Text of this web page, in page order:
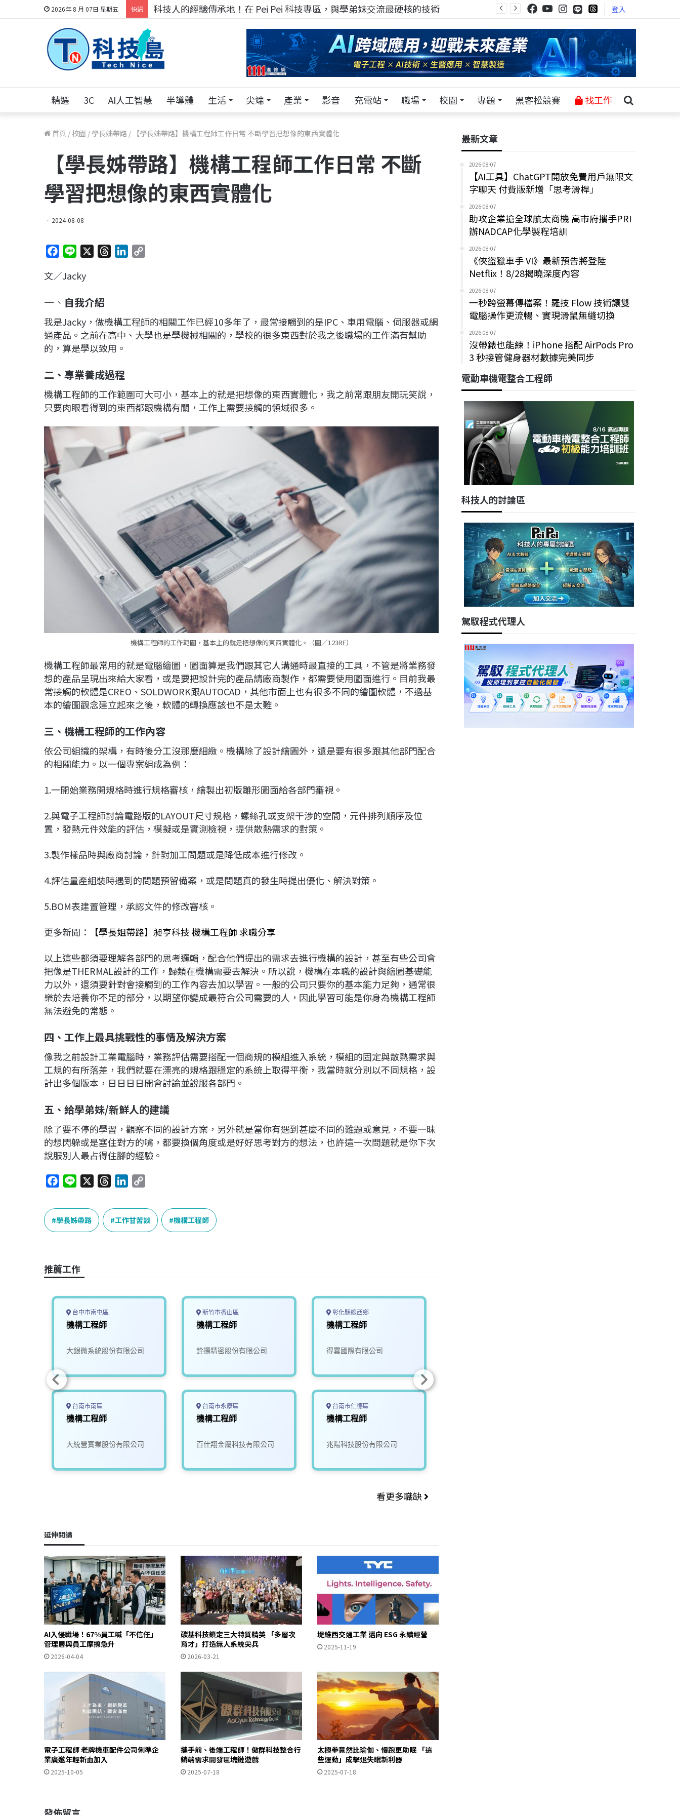
2026年 8 月 07日 星期五 快訊 科技人的經驗傳承地！在 Pei Pei 科技專區，與學弟妹交流最硬核的技術 登入
精選 3C AI人工智慧 半導體 生活 尖端 產業 影音 充電站 職場 校園 專題 黑客松競賽 找工作
首頁 / 校園 / 學長姊帶路 / 【學長姊帶路】機構工程師工作日常 不斷學習把想像的東西實體化
【學長姊帶路】機構工程師工作日常 不斷
學習把想像的東西實體化
2024-08-08
c
b
o
o
k
n
d
s
d
i
n
k
文／Jacky
一、 自我介紹
我是Jacky，做機構工程師的相關工作已經10多年了，最常接觸到的是IPC、車用電腦、伺服器或網
通產品。之前在高中、大學也是學機械相關的，學校的很多東西對於我之後職場的工作滿有幫助
的，算是學以致用。
二、專業養成過程
機構工程師的工作範圍可大可小，基本上的就是把想像的東西實體化，我之前常跟朋友開玩笑說，
只要肉眼看得到的東西都跟機構有關，工作上需要接觸的領域很多。
機構工程師的工作範圍，基本上的就是把想像的東西實體化。（圖／123RF）
機構工程師最常用的就是電腦繪圖，圖面算是我們跟其它人溝通時最直接的工具，不管是將業務發
想的產品呈現出來給大家看，或是要把設計完的產品請廠商製作，都需要使用圖面進行。目前我最
常接觸的軟體是CREO、SOLDWORK跟AUTOCAD，其他市面上也有很多不同的繪圖軟體，不過基
本的繪圖觀念建立起來之後，軟體的轉換應該也不是太難。
三、機構工程師的工作內容
依公司組織的架構，有時後分工沒那麼細緻。機構除了設計繪圖外，還是要有很多跟其他部門配合
的相關能力。以一個專案組成為例：
1.一開始業務開規格時進行規格審核，繪製出初版雛形圖面給各部門審視。
2.與電子工程師討論電路版的LAYOUT尺寸規格，螺絲孔或支架干涉的空間，元件排列順序及位
置，發熱元件效能的評估，模擬或是實測檢視，提供散熱需求的對策。
3.製作樣品時與廠商討論，針對加工問題或是降低成本進行修改。
4.評估量產組裝時遇到的問題預留備案，或是問題真的發生時提出優化、解決對策。
5.BOM表建置管理，承認文件的修改審核。
更多新聞：
【學長姐帶路】昶亨科技 機構工程師 求職分享
以上這些都須要理解各部門的思考邏輯，配合他們提出的需求去進行機構的設計，甚至有些公司會
把像是THERMAL設計的工作，歸類在機構需要去解決。所以說，機構在本職的設計與繪圖基礎能
力以外，還須要針對會接觸到的工作內容去加以學習。一般的公司只要你的基本能力足夠，通常很
樂於去培養你不足的部分，以期望你變成最符合公司需要的人，因此學習可能是你身為機構工程師
無法避免的常態。
四、工作上最具挑戰性的事情及解決方案
像我之前設計工業電腦時，業務評估需要搭配一個商規的模組進入系統，模組的固定與散熱需求與
工規的有所落差，我們就要在漂亮的規格跟穩定的系統上取得平衡，我當時就分別以不同規格，設
計出多個版本，日日日日開會討論並說服各部門。
五、給學弟妹/新鮮人的建議
除了要不停的學習，觀察不同的設計方案，另外就是當你有遇到甚麼不同的難題或意見，不要一昧
的想閃躲或是塞住對方的嘴，都要換個角度或是好好思考對方的想法，也許這一次問題就是你下次
說服別人最占得住腳的經驗。
c
e
b
k
n
e
r
e
a
n
k
e
p
y
L
學長姊帶路 工作甘苦談 機構工程師
推薦工作
台中市南屯區
機構工程師
大銀微系統股份有限公司
台南市南區
機構工程師
大統營實業股份有限公司
新竹市香山區
機構工程師
銓揚精密股份有限公司
台南市永康區
機構工程師
百仕翔金屬科技有限公司
彰化縣線西鄉
機構工程師
得雲國際有限公司
台南市仁德區
機構工程師
兆陽科技股份有限公司
看更多職缺
延伸閱讀
AI入侵職場！67%員工喊「不信任」
管理層與員工摩擦急升
2026-04-04
碳基科技鎖定三大特質精英 「多層次
育才」打造無人系統尖兵
2026-03-21
堤維西交通工業 邁向 ESG 永續經營
2025-11-19
電子工程師 老牌機車配件公司俐準企
業廣邀年輕新血加入
2025-10-05
攜手前、後端工程師！傲群科技整合行
銷端需求開發區塊鏈遊戲
2025-07-18
太極拳竟然比瑜伽、慢跑更助眠 「這
些運動」成擊退失眠新利器
2025-07-18
最新文章
2026-08-07
【AI工具】ChatGPT開放免費用戶無限文
字聊天 付費版新增「思考滑桿」
2026-08-07
助攻企業搶全球航太商機 高市府攜手PRI
辦NADCAP化學製程培訓
2026-08-07
《俠盜獵車手 VI》最新預告將登陸
Netflix！8/28揭曉深度內容
2026-08-07
一秒跨螢幕傳檔案！羅技 Flow 技術讓雙
電腦操作更流暢、實現滑鼠無縫切換
2026-08-07
沒帶錶也能練！iPhone 搭配 AirPods Pro
3 秒接管健身器材數據完美同步
電動車機電整合工程師
科技人的討論區
駕馭程式代理人